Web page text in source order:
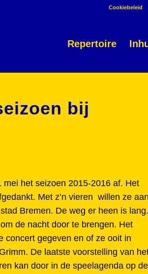
Cookiebeleid
Repertoire
bij
mei het seizoen 2015-2016 af. Het
Met z’n vieren willen ze aan
Bremen. De weg er heen is lang.
de nacht door te brengen. Het
concert gegeven en of ze ooit in
De laatste voorstelling van
kan door in de speelagenda op de